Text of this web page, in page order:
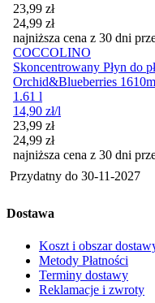
Cena promocyjna
23,99 zł
24,99 zł
najniższa cena z 30 dni
COCCOLINO
Skoncentrowany Płyn do
Orchid&Blueberries
1.61 l
14,90 zł/l
Cena promocyjna
23,99 zł
24,99 zł
najniższa cena z 30 dni
Przydatny do 30-11-2027
Dostawa
Koszt i obszar
Metody Płatności
Terminy dostawy
Reklamacje i zwroty